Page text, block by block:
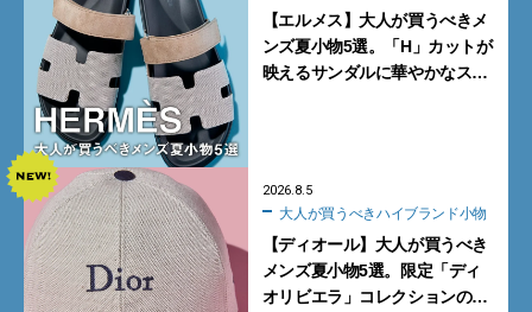
【エルメス】大人が買うべきメ
ンズ夏小物5選。「H」カットが
映えるサンダルに華やかなス
2026.8.5
大人が買うべきハイブランド小物
【ディオール】大人が買うべき
メンズ夏小物5選。限定「ディ
オリビエラ」コレクションの